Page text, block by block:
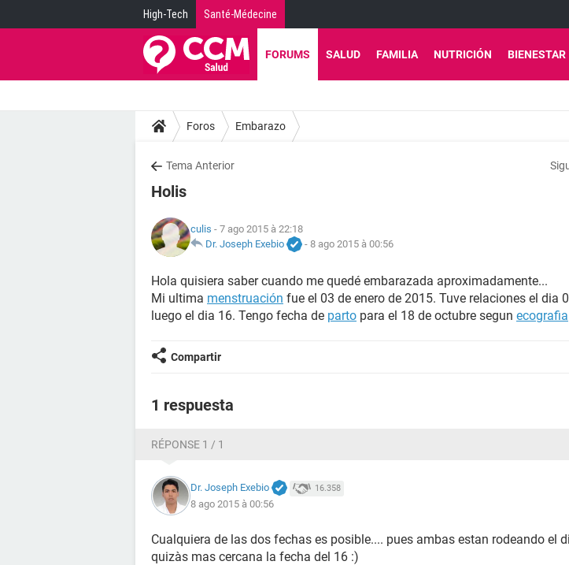
High-Tech Santé-Médecine
FORUMS SALUD FAMILIA NUTRICIÓN BIENESTAR
Foros Embarazo
Tema Anterior
Holis
culis - 7 ago 2015 à 22:18
Dr. Joseph Exebio
- 8 ago 2015 à 00:56
Hola quisiera saber cuando me quedé embarazada aproximadamente...
Mi ultima menstruación fue el 03 de enero de 2015. Tuve relaciones el dia
luego el dia 16. Tengo fecha de parto para el 18 de octubre segun ecografia
Compartir
1 respuesta
RÉPONSE 1 / 1
Dr. Joseph Exebio 16.358
8 ago 2015 à 00:56
Cualquiera de las dos fechas es posible.... pues ambas estan rodeando el
quizàs mas cercana la fecha del 16 :)